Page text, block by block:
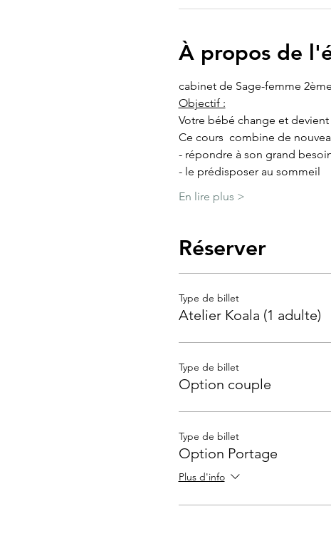
À propos de
cabinet de Sage-femme
Objectif :
Votre bébé change et
Ce cours  combine de
- répondre à son grand
- le prédisposer au sommeil
En lire plus >
Réserver
Type de billet
Atelier Koala (1 adulte)
Type de billet
Option couple
Type de billet
Option Portage
Plus d'info